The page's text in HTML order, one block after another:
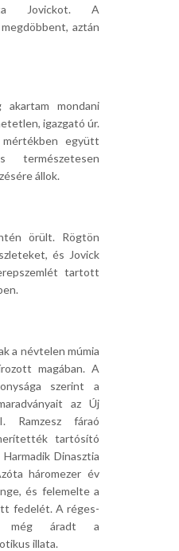
Jovickot. A
aztán
mondani
igazgató úr.
együtt
állok.
örült. Rögtön
és Jovick
tartott
a névtelen múmia
magában. A
szerint a
az Új
Ramzesz fáraó
tartósító
Dinasztia
háromezer év
és felemelte a
fedelét. A réges-
még áradt a
illata.